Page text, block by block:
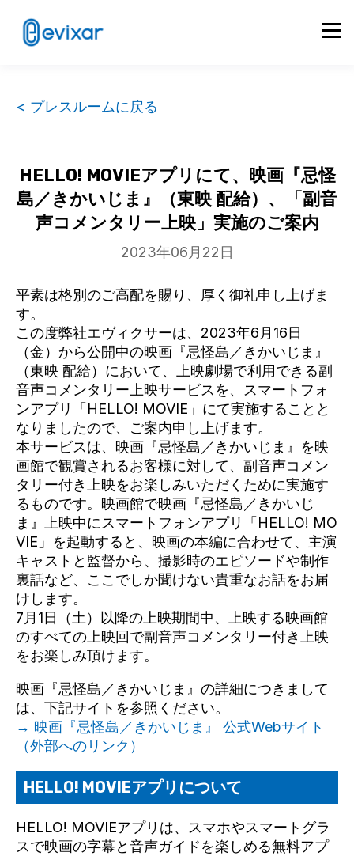
< プレスルームに戻る
HELLO! MOVIEアプリにて、映画『忌怪
島／きかいじま』（東映 配給）、「副音
声コメンタリー上映」実施のご案内
2023年06月22日
平素は格別のご高配を賜り、厚く御礼申し上げま
す。
この度弊社エヴィクサーは、2023年6月16日
（金）から公開中の映画『忌怪島／きかいじま』
（東映 配給）において、上映劇場で利用できる副
音声コメンタリー上映サービスを、スマートフォ
ンアプリ「HELLO! MOVIE」にて実施することと
なりましたので、ご案内申し上げます。
本サービスは、映画『忌怪島／きかいじま』を映
画館で観賞されるお客様に対して、副音声コメン
タリー付き上映をお楽しみいただくために実施す
るものです。映画館で映画『忌怪島／きかいじ
ま』上映中にスマートフォンアプリ「HELLO! MO
VIE」を起動すると、映画の本編に合わせて、主演
キャストと監督から、撮影時のエピソードや制作
裏話など、ここでしか聞けない貴重なお話をお届
けします。
7月1日（土）以降の上映期間中、上映する映画館
のすべての上映回で副音声コメンタリー付き上映
をお楽しみ頂けます。
映画『忌怪島／きかいじま』の詳細につきまして
は、下記サイトを参照ください。
→ 映画『忌怪島／きかいじま』 公式Webサイト
（外部へのリンク）
HELLO! MOVIEアプリについて
HELLO! MOVIEアプリは、スマホやスマートグラ
スで映画の字幕と音声ガイドを楽しめる無料アプ